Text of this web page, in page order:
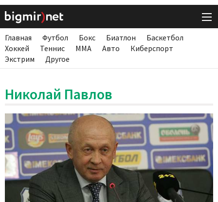
Главная Футбол Бокс Биатлон
Баскетбол
Хоккей
Теннис ММА Авто
Киберспорт
Экстрим
Другое
Николай Павлов